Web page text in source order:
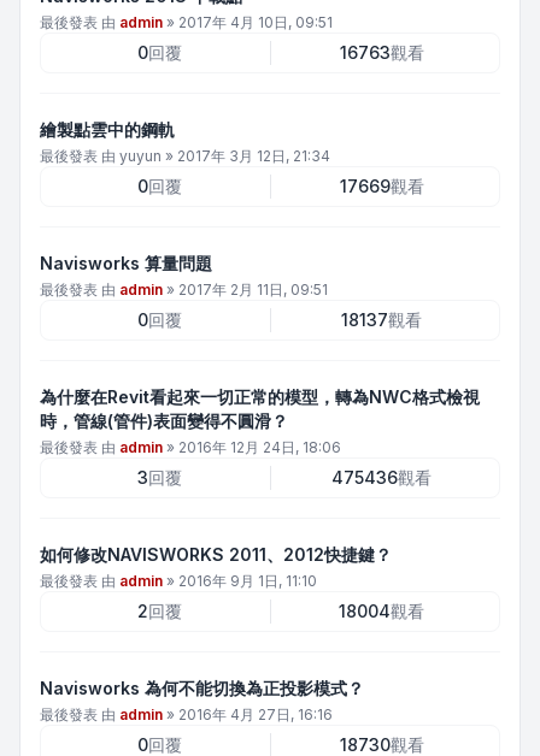
最後發表 由 admin » 2017年 4月 10日, 09:51
0回覆 16763觀看
繪製點雲中的鋼軌
最後發表 由 yuyun » 2017年 3月 12日, 21:34
0回覆 17669觀看
Navisworks 算量問題
最後發表 由 admin » 2017年 2月 11日, 09:51
0回覆 18137觀看
為什麼在Revit看起來一切正常的模型，轉為NWC格式檢視
時，管線(管件)表面變得不圓滑？
最後發表 由 admin » 2016年 12月 24日, 18:06
3回覆 475436觀看
如何修改NAVISWORKS 2011、2012快捷鍵？
最後發表 由 admin » 2016年 9月 1日, 11:10
2回覆 18004觀看
Navisworks 為何不能切換為正投影模式？
最後發表 由 admin » 2016年 4月 27日, 16:16
0回覆 18730觀看